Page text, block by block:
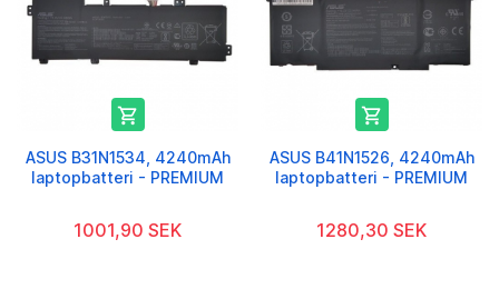

ASUS B31N1534, 4240mAh
laptopbatteri - PREMIUM
1001,90 SEK

ASUS B41N1526, 4240mAh
laptopbatteri - PREMIUM
1280,30 SEK